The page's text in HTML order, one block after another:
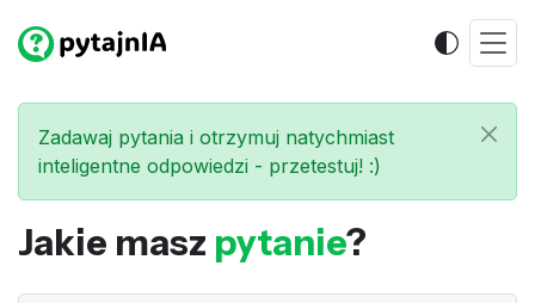
Zadawaj pytania i otrzymuj natychmiast
inteligentne odpowiedzi - przetestuj! :)
Jakie masz pytanie?